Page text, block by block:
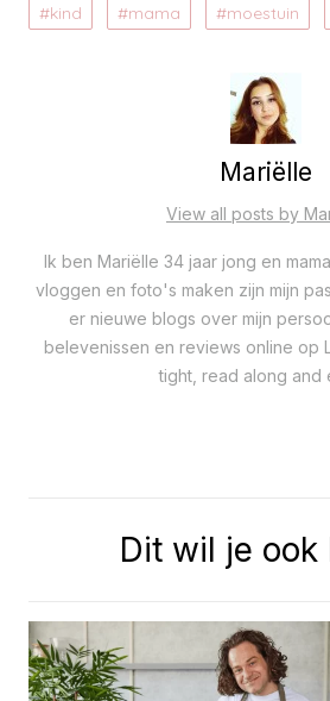
kind mama moestuin
Mariëlle
View all posts by
Ik ben Mariëlle 34 jaar jong en
vloggen en foto's maken zijn mijn
er nieuwe blogs over mijn
belevenissen en reviews online op
tight, read along and
Dit wil je ook